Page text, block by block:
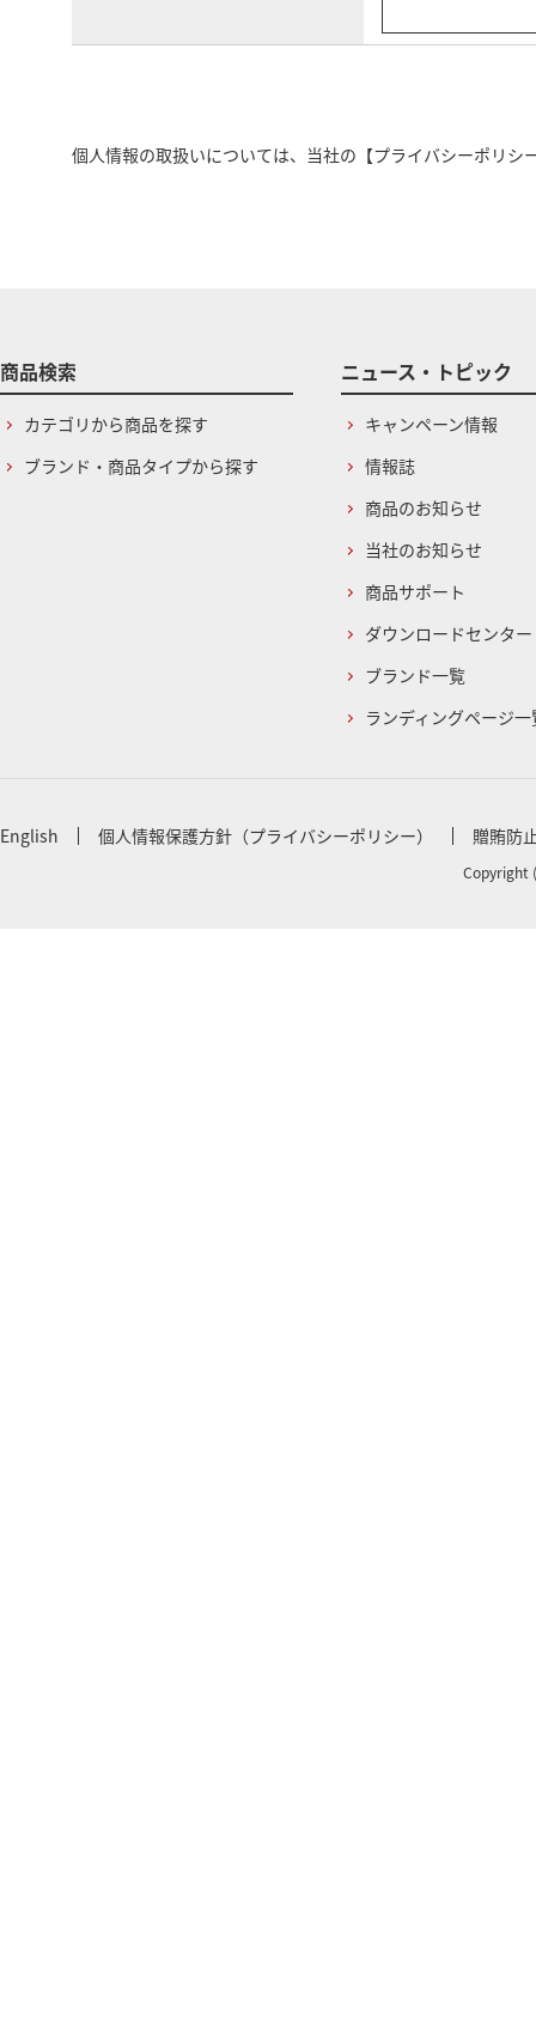
個人情報の取扱いについては、当社の 【プライバシーポリシ
商品検索
カテゴリから商品を探す
ブランド・商品タイプから探す
ニュース・トピック
キャンペーン情報
情報誌
商品のお知らせ
当社のお知らせ
商品サポート
ダウンロードセンター
ブランド一覧
ランディングページ一
English 個人情報保護方針（プライバシーポリシー） 贈賄防
Copyright